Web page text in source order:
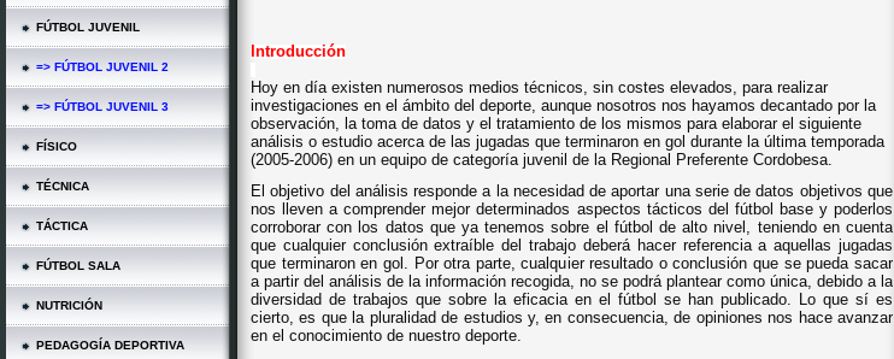
FÚTBOL JUVENIL
=> FÚTBOL JUVENIL 2
=> FÚTBOL JUVENIL 3
FÍSICO
TÉCNICA
TÁCTICA
FÚTBOL SALA
NUTRICIÓN
PEDAGOGÍA DEPORTIVA
Introducción
Hoy en día existen numerosos medios técnicos, sin costes elevados, para realizar
investigaciones en el ámbito del deporte, aunque nosotros nos hayamos decantado por la
observación, la toma de datos y el tratamiento de los mismos para elaborar el siguiente
análisis o estudio acerca de las jugadas que terminaron en gol durante la última temporada
(2005-2006) en un equipo de categoría juvenil de la Regional Preferente Cordobesa.
El objetivo del análisis responde a la necesidad de aportar una serie de datos objetivos que
nos lleven a comprender mejor determinados aspectos tácticos del fútbol base y poderlos
corroborar con los datos que ya tenemos sobre el fútbol de alto nivel, teniendo en cuenta
que cualquier conclusión extraíble del trabajo deberá hacer referencia a aquellas jugadas
que terminaron en gol. Por otra parte, cualquier resultado o conclusión que se pueda sacar
a partir del análisis de la información recogida, no se podrá plantear como única, debido a la
diversidad de trabajos que sobre la eficacia en el fútbol se han publicado. Lo que sí es
cierto, es que la pluralidad de estudios y, en consecuencia, de opiniones nos hace avanzar
en el conocimiento de nuestro deporte.